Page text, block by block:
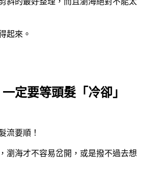
起來。
定要等頭髮「冷卻」
流要順！
瀏海才不容易岔開，或是撥不過去想